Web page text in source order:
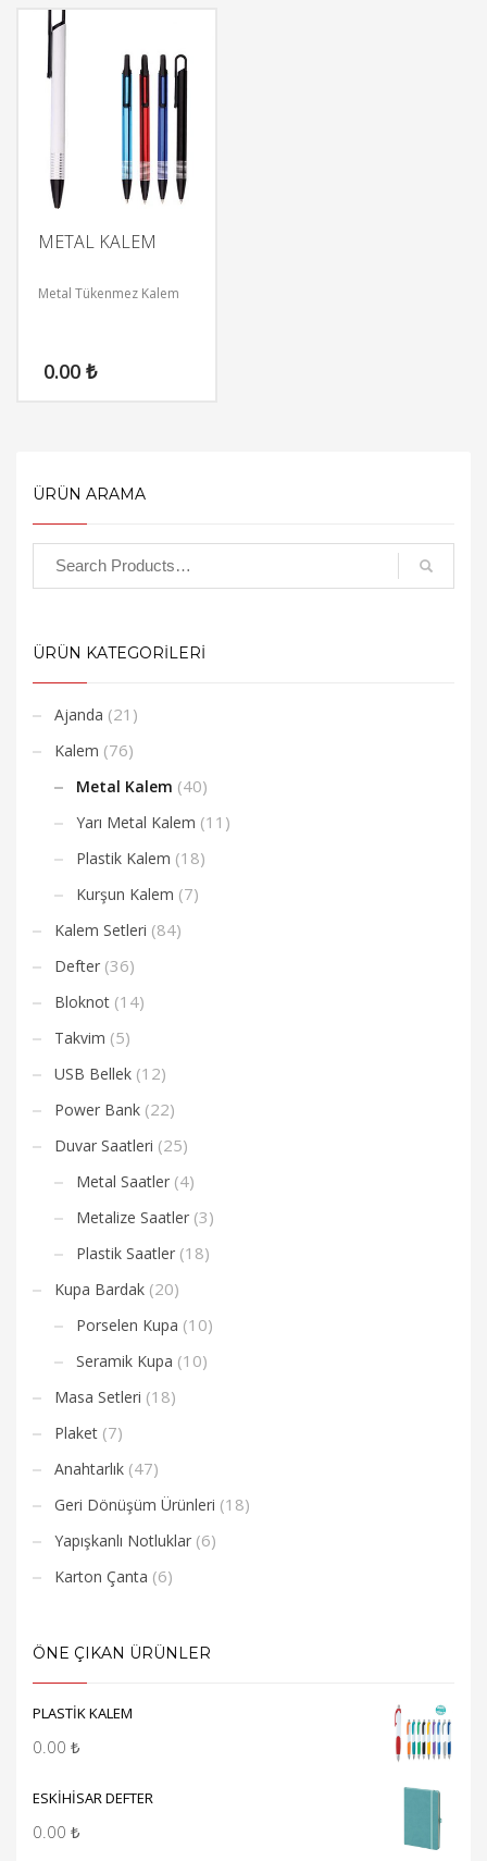
METAL KALEM
Metal Tükenmez Kalem
0.00 ₺
ÜRÜN ARAMA
ÜRÜN KATEGORİLERİ
Ajanda (21)
Kalem (76)
Metal Kalem (40)
Yarı Metal Kalem (11)
Plastik Kalem (18)
Kurşun Kalem (7)
Kalem Setleri (84)
Defter (36)
Bloknot (14)
Takvim (5)
USB Bellek (12)
Power Bank (22)
Duvar Saatleri (25)
Metal Saatler (4)
Metalize Saatler (3)
Plastik Saatler (18)
Kupa Bardak (20)
Porselen Kupa (10)
Seramik Kupa (10)
Masa Setleri (18)
Plaket (7)
Anahtarlık (47)
Geri Dönüşüm Ürünleri (18)
Yapışkanlı Notluklar (6)
Karton Çanta (6)
ÖNE ÇIKAN ÜRÜNLER
PLASTİK KALEM
0.00 ₺
ESKİHİSAR DEFTER
0.00 ₺